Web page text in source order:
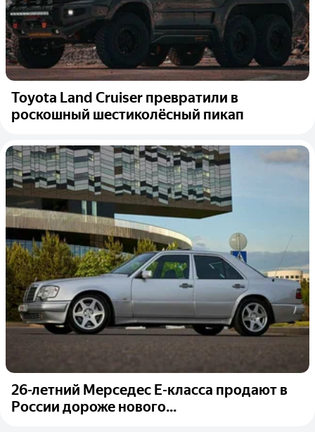
Toyota Land Cruiser превратили в
роскошный шестиколёсный пикап
26-летний Мерседес E-класса продают в
России дороже нового...